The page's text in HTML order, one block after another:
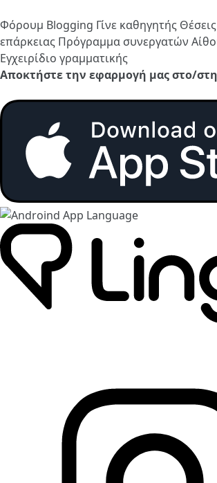
Φόρουμ Blogging Γίνε καθηγητής
επάρκειας Πρόγραμμα συνεργατών
Εγχειρίδιο γραμματικής
Αποκτήστε την εφαρμογή μας στο/